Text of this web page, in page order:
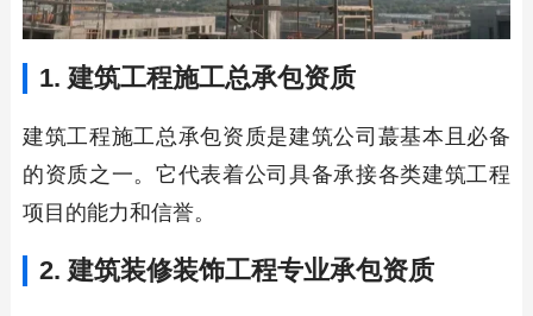
1. 建筑工程施工总承包资质
建筑工程施工总承包资质是建筑公司蕞基本且必备
的资质之一。它代表着公司具备承接各类建筑工程
项目的能力和信誉。
2. 建筑装修装饰工程专业承包资质